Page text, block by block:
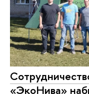
«ЭкоНива»